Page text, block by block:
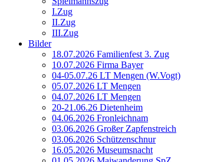
I.Zug
II.Zug
III.Zug
Bilder
18.07.2026 Familienfest 3. Zug
10.07.2026 Firma Bayer
04-05.07.26 LT Mengen (W.Vogt)
05.07.2026 LT Mengen
04.07.2026 LT Mengen
20-21.06.26 Dietenheim
04.06.2026 Fronleichnam
03.06.2026 Großer Zapfenstreich
03.06.2026 Schützenschnur
16.05.2026 Museumsnacht